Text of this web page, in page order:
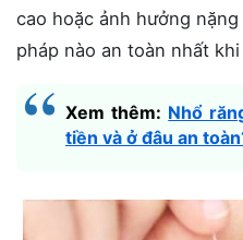
cao hoặc ảnh hưởng
pháp nào an toàn nhất
Xem thêm: Nhổ
tiền và ở đâu an